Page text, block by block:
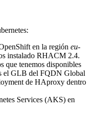
en la región eu-
instalado RHACM 2.4.
que tenemos disponibles
el GLB del FQDN Global
de HAproxy dentro
Services (AKS) en